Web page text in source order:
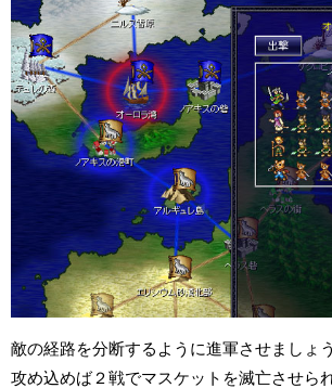
敵の経路を分断するように進軍させましょ
攻め込めば２戦でマスケットを滅亡させら